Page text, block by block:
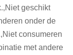
geschikt
onder de
consumeren
met andere